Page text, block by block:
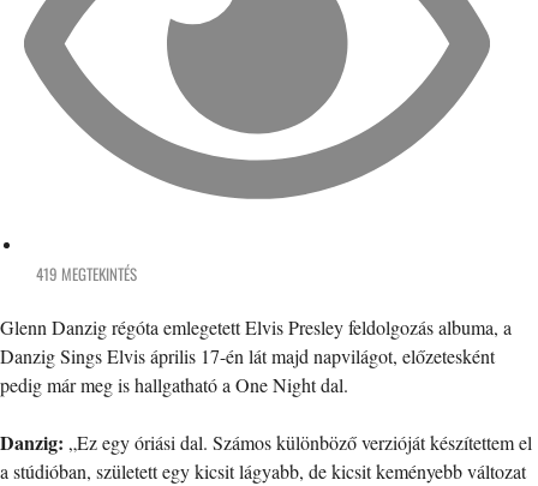
419 MEGTEKINTÉS
Glenn Danzig régóta emlegetett Elvis Presley feldolgozás albuma, a
Danzig Sings Elvis április 17-én lát majd napvilágot, előzetesként
pedig már meg is hallgatható a One Night dal.
Danzig: „Ez egy óriási dal. Számos különböző verzióját készítettem el
a stúdióban, született egy kicsit lágyabb, de kicsit keményebb változat